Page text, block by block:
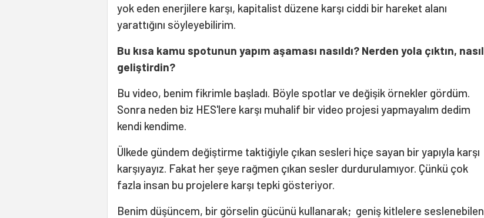
yok eden enerjilere karşı, kapitalist düzene karşı ciddi bir hareket alanı
yarattığını söyleyebilirim.
Bu kısa kamu spotunun yapım aşaması nasıldı? Nerden yola çıktın, nasıl
geliştirdin?
Bu video, benim fikrimle başladı. Böyle spotlar ve değişik örnekler gördüm.
Sonra neden biz HES'lere karşı muhalif bir video projesi yapmayalım dedim
kendi kendime.
Ülkede gündem değiştirme taktiğiyle çıkan sesleri hiçe sayan bir yapıyla karşı
karşıyayız. Fakat her şeye rağmen çıkan sesler durdurulamıyor. Çünkü çok
fazla insan bu projelere karşı tepki gösteriyor.
Benim düşüncem, bir görselin gücünü kullanarak; geniş kitlelere seslenebilen